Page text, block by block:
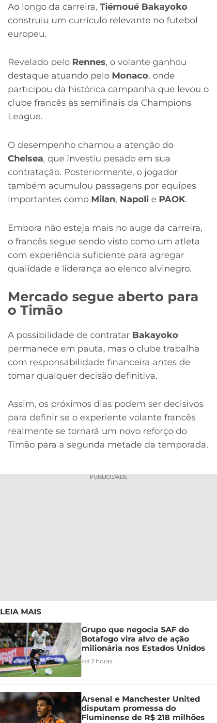
Ao longo da carreira, Tiémoué Bakayoko
construiu um currículo relevante no futebol
europeu.
Revelado pelo Rennes, o volante ganhou
destaque atuando pelo Monaco, onde
participou da histórica campanha que levou o
clube francês às semifinais da Champions
League.
O desempenho chamou a atenção do
Chelsea, que investiu pesado em sua
contratação. Posteriormente, o jogador
também acumulou passagens por equipes
importantes como Milan, Napoli e PAOK.
Embora não esteja mais no auge da carreira,
o francês segue sendo visto como um atleta
com experiência suficiente para agregar
qualidade e liderança ao elenco alvinegro.
Mercado segue aberto para
o Timão
A possibilidade de contratar Bakayoko
permanece em pauta, mas o clube trabalha
com responsabilidade financeira antes de
tomar qualquer decisão definitiva.
Assim, os próximos dias podem ser decisivos
para definir se o experiente volante francês
realmente se tornará um novo reforço do
Timão para a segunda metade da temporada.
PUBLICIDADE
LEIA MAIS
Grupo que negocia SAF do
Botafogo vira alvo de ação
milionária nos Estados Unidos
Há 2 horas
Arsenal e Manchester United
disputam promessa do
Fluminense de R$ 218 milhões